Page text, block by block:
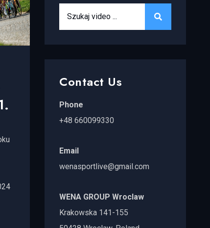
Contact Us
Phone
+48 660099330
Email
wenasportlive@gmail.com
WENA GROUP Wroclaw
Krakowska 141-155